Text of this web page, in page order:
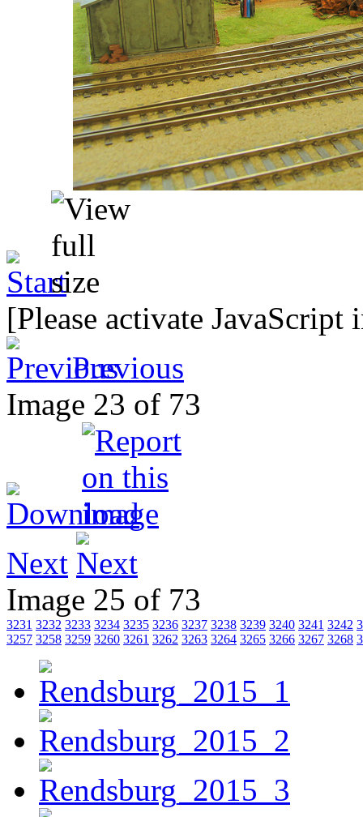
[Please activate
Previous
Image 23 of 73
Next
Image 25 of 73
3231 3232 3233 3234 3235 3236 3237 3238 3239 3240 3241 3242
3257 3258 3259 3260 3261 3262 3263 3264 3265 3266 3267 3268